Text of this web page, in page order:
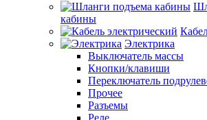
кабины
Электрика
Выключатель массы
Кнопки/клавиши
Переключатель
Прочее
Разъемы
Реле